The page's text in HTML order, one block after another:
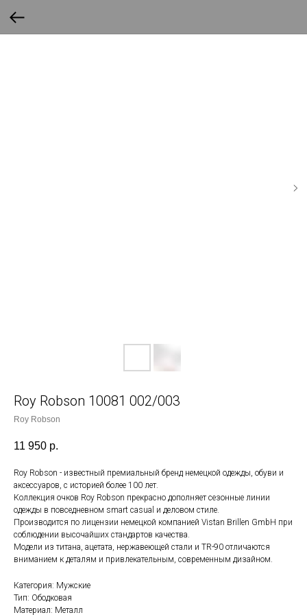
Roy Robson 10081 002/003
Roy Robson
11 950 р.
Roy Robson - известный премиальный бренд немецкой одежды, обуви и
аксессуаров, с историей более 100 лет.
Коллекция очков Roy Robson прекрасно дополняет сезонные линии
одежды в повседневном smart casual и деловом стиле.
Производится по лицензии немецкой компанией Vistan Brillen GmbH при
соблюдении высочайших стандартов качества.
Модели из титана, ацетата, нержавеющей стали и TR-90 отличаются
вниманием к деталям и привлекательным, современным дизайном.
Категория: Мужские
Тип: Ободковая
Материал: Металл